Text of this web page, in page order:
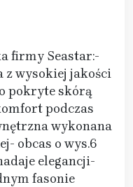
firmy Seastar:-
z wysokiej jakości
pokryte skórą
podczas
wykonana
obcas o wys.6
elegancji-
fasonie